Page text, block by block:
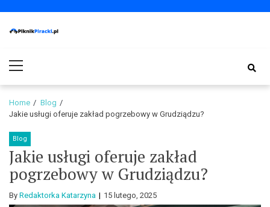
navigation
content
Menu
Home
Blog
Jakie usługi oferuje zakład pogrzebowy w Grudziądzu?
Blog
Jakie usługi oferuje zakład
pogrzebowy w Grudziądzu?
By Redaktorka Katarzyna 15 lutego, 2025